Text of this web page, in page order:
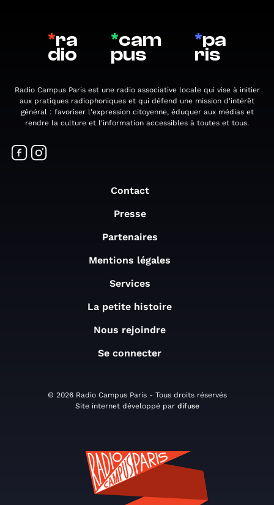
*ra
dio
*cam
pus
*pa
ris
Radio Campus Paris est une radio associative locale qui vise à initier
aux pratiques radiophoniques et qui défend une mission d'intérêt
général : favoriser l'expression citoyenne, éduquer aux médias et
rendre la culture et l'information accessibles à toutes et tous.
Contact
Presse
Partenaires
Mentions légales
Services
La petite histoire
Nous rejoindre
Se connecter
© 2026 Radio Campus Paris - Tous droits réservés
Site internet développé par difuse